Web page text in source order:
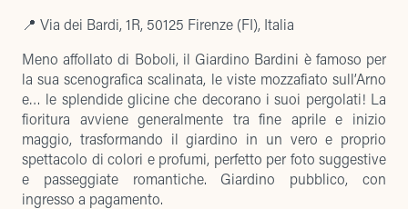
📍 Via dei Bardi, 1R, 50125 Firenze (FI), Italia
Meno affollato di Boboli, il Giardino Bardini è famoso per
la sua scenografica scalinata, le viste mozzafiato sull’Arno
e… le splendide glicine che decorano i suoi pergolati! La
fioritura avviene generalmente tra fine aprile e inizio
maggio, trasformando il giardino in un vero e proprio
spettacolo di colori e profumi, perfetto per foto suggestive
e passeggiate romantiche. Giardino pubblico, con
ingresso a pagamento.